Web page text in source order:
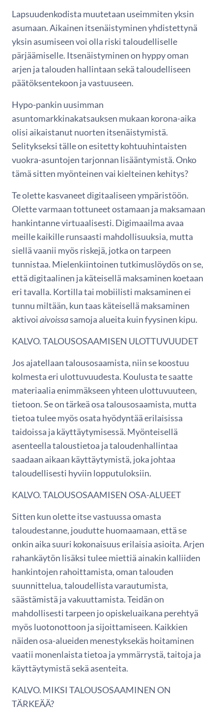
Lapsuudenkodista muutetaan useimmiten yksin
asumaan. Aikainen itsenäistyminen yhdistettynä
yksin asumiseen voi olla riski taloudelliselle
pärjäämiselle. Itsenäistyminen on hyppy oman
arjen ja talouden hallintaan sekä taloudelliseen
päätöksentekoon ja vastuuseen.
Hypo-pankin uusimman
asuntomarkkinakatsauksen mukaan korona-aika
olisi aikaistanut nuorten itsenäistymistä.
Selitykseksi tälle on esitetty kohtuuhintaisten
vuokra-asuntojen tarjonnan lisääntymistä. Onko
tämä sitten myönteinen vai kielteinen kehitys?
Te olette kasvaneet digitaaliseen ympäristöön.
Olette varmaan tottuneet ostamaan ja maksamaan
hankintanne virtuaalisesti. Digimaailma avaa
meille kaikille runsaasti mahdollisuuksia, mutta
siellä vaanii myös riskejä, jotka on tarpeen
tunnistaa. Mielenkiintoinen tutkimuslöydös on se,
että digitaalinen ja käteisellä maksaminen koetaan
eri tavalla. Kortilla tai mobiilisti maksaminen ei
tunnu miltään, kun taas käteisellä maksaminen
aktivoiaivoissasamoja alueita kuin fyysinen kipu.
KALVO. TALOUSOSAAMISEN ULOTTUVUUDET
Jos ajatellaan talousosaamista, niin se koostuu
kolmesta eri ulottuvuudesta. Koulusta te saatte
materiaalia enimmäkseen yhteen ulottuvuuteen,
tietoon. Se on tärkeä osa talousosaamista, mutta
tietoa tulee myös osata hyödyntää erilaisissa
taidoissa ja käyttäytymisessä. Myönteisellä
asenteella taloustietoa ja taloudenhallintaa
saadaan aikaan käyttäytymistä, joka johtaa
taloudellisesti hyviin lopputuloksiin.
KALVO. TALOUSOSAAMISEN OSA-ALUEET
Sitten kun olette itse vastuussa omasta
taloudestanne, joudutte huomaamaan, että se
onkin aika suuri kokonaisuus erilaisia asioita. Arjen
rahankäytön lisäksi tulee miettiä ainakin kalliiden
hankintojen rahoittamista, oman talouden
suunnittelua, taloudellista varautumista,
säästämistä ja vakuuttamista. Teidän on
mahdollisesti tarpeen jo opiskeluaikana perehtyä
myös luotonottoon ja sijoittamiseen. Kaikkien
näiden osa-alueiden menestyksekäs hoitaminen
vaatii monenlaista tietoa ja ymmärrystä, taitoja ja
käyttäytymistä sekä asenteita.
KALVO. MIKSI TALOUSOSAAMINEN ON
TÄRKEÄÄ?